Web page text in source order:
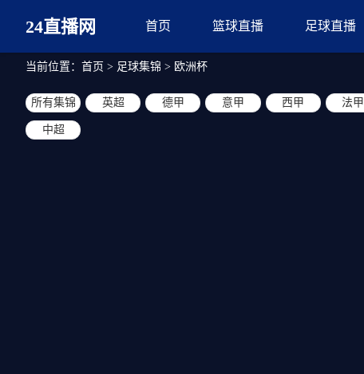
24直播网 首页 篮球直播 足球直播
当前位置： 首页 > 足球集锦 > 欧洲杯
所有集锦 英超 德甲 意甲 西甲 法甲
中超